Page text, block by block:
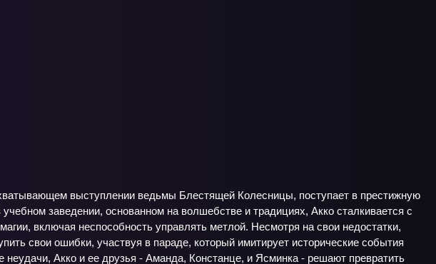
выступлении ведьмы Блестящей Колесницы, поступает в престижную
заведении, основанном на волшебстве и традициях, Акко сталкивается с
включая неспособность управлять метлой. Несмотря на свои недостатки,
свои ошибки, участвуя в параде, который имитирует исторические события
Акко и ее друзья - Аманда, Констанце, и Ясминка - решают превратить